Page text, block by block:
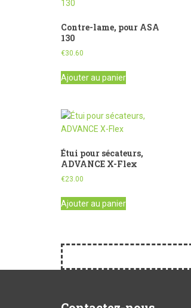
Contre-lame, pour ASA
130
€30.60
Ajouter au panier
Étui pour sécateurs,
ADVANCE X-Flex
€23.00
Ajouter au panier